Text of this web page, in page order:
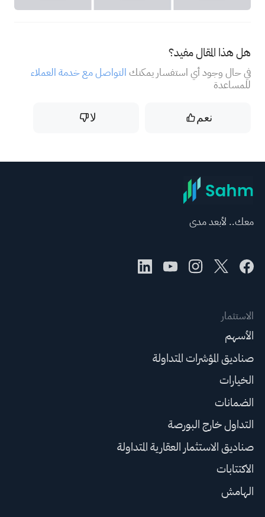
هل هذا المقال مفيد؟
في حال وجود أي استفسار يمكنك التواصل مع خدمة العملاء
للمساعدة
نعم لا
معك.. لأبعد مدى
الاستثمار
الأسهم
صناديق المؤشرات المتداولة
الخيارات
الضمانات
التداول خارج البورصة
صناديق الاستثمار العقارية المتداولة
الاكتتابات
الهامش